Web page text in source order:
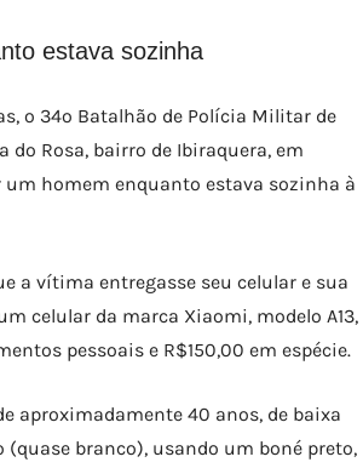
estava sozinha
o 34º Batalhão de Polícia Militar de
Rosa, bairro de Ibiraquera, em
homem enquanto estava sozinha à
a vítima entregasse seu celular e sua
celular da marca Xiaomi, modelo A13,
pessoais e R$150,00 em espécie.
aproximadamente 40 anos, de baixa
branco), usando um boné preto,